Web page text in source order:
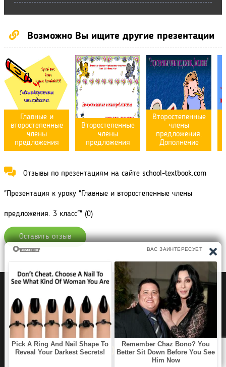
Возможно Вы ищите другие презентации
Главные и
второстепенные
члены
предложения
Второстепенные
члены
предложения
Второстепенные
члены
предложения.
Дополнение
Отзывы по презентациям на сайте school-textbook.com
"Презентация к уроку "Главные и второстепенные члены
предложения. 3 класс"" (0)
Оставить отзыв
SCHOOL TEXTBOOK
Политика конфиденциальности
Правообладателям
Рефераты Дипломы Курсовые работы
Читать книги
Аудиокниги
Раскраски для детей
Загадки, Игры Головоломки